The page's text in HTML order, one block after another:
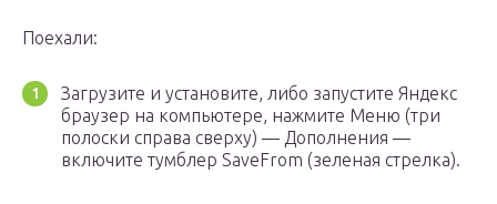
Поехали:
Загрузите и установите, либо запустите Яндекс
браузер на компьютере, нажмите Меню (три
полоски справа сверху) — Дополнения —
включите тумблер SaveFrom (зеленая стрелка).